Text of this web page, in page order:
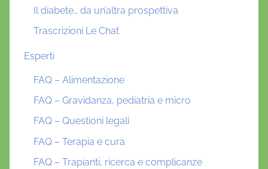
Il diabete… da un’altra prospettiva
Trascrizioni Le Chat
Esperti
FAQ – Alimentazione
FAQ – Gravidanza, pediatria e micro
FAQ – Questioni legali
FAQ – Terapia e cura
FAQ – Trapianti, ricerca e complicanze